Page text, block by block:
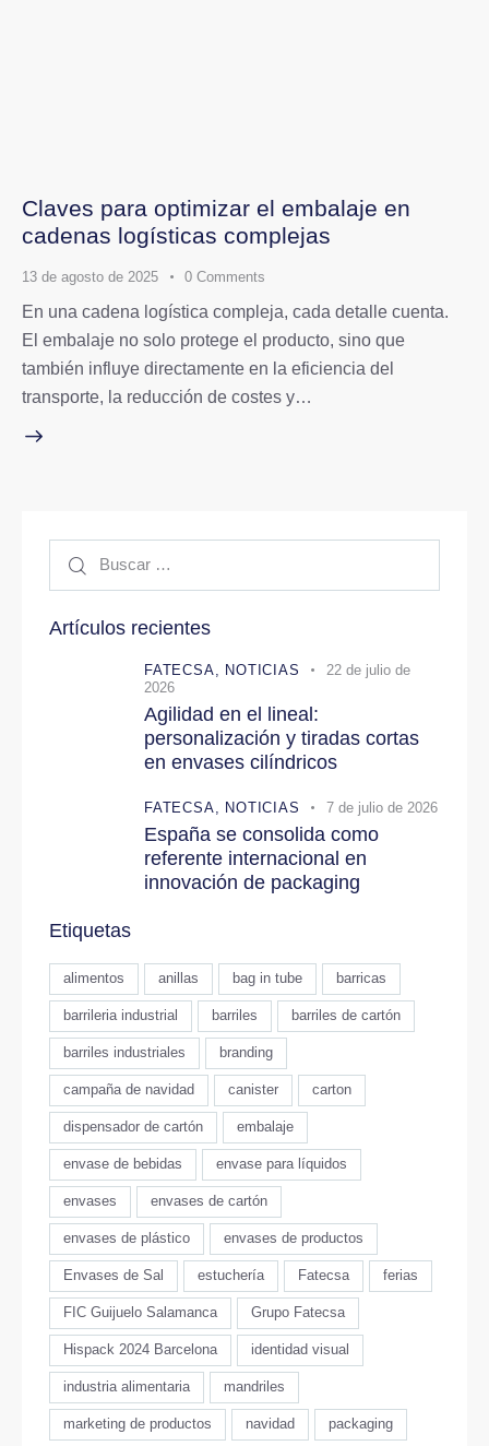
Claves para optimizar el embalaje en
cadenas logísticas complejas
13 de agosto de 2025 0 Comments
En una cadena logística compleja, cada detalle cuenta.
El embalaje no solo protege el producto, sino que
también influye directamente en la eficiencia del
transporte, la reducción de costes y…
Artículos recientes
FATECSA, NOTICIAS
22 de julio de
2026
Agilidad en el lineal:
personalización y tiradas cortas
en envases cilíndricos
FATECSA, NOTICIAS 7 de julio de 2026
España se consolida como
referente internacional en
innovación de packaging
Etiquetas
alimentos anillas bag in tube barricas
barrileria industrial barriles barriles de cartón
barriles industriales branding
campaña de navidad canister carton
dispensador de cartón embalaje
envase de bebidas envase para líquidos
envases envases de cartón
envases de plástico envases de productos
Envases de Sal estuchería Fatecsa ferias
FIC Guijuelo Salamanca Grupo Fatecsa
Hispack 2024 Barcelona identidad visual
industria alimentaria mandriles
marketing de productos navidad packaging